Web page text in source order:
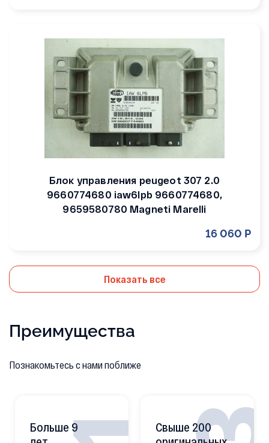
Блок управления peugeot 307 2.0
9660774680 iaw6lpb 9660774680,
9659580780 Magneti Marelli
16 060 Р
Показать все
Преимущества
Познакомьтесь с нами поближе
Больше 9
Свыше 200